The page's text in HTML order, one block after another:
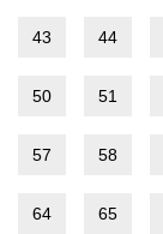
43 44
50 51
57 58
64 65